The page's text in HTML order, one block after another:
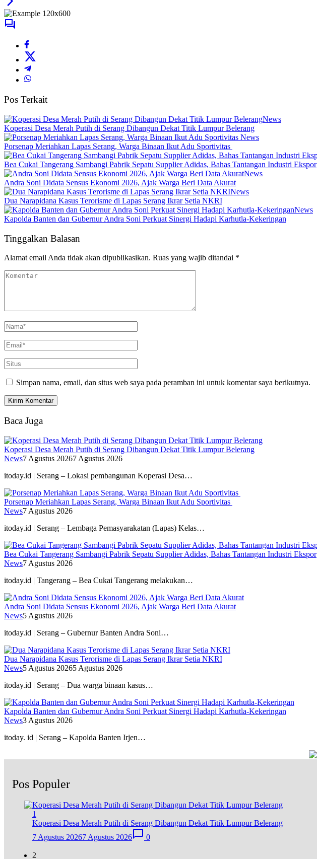
Pos Terkait
News
Koperasi Desa Merah Putih di Serang Dibangun Dekat Titik Lumpur Belerang
News
Porsenap Meriahkan Lapas Serang, Warga Binaan Ikut Adu Sportivitas
Bea Cukai Tangerang Sambangi Pabrik Sepatu Supplier Adidas, Bahas Tantangan Industri Ekspor
News
Andra Soni Didata Sensus Ekonomi 2026, Ajak Warga Beri Data Akurat
News
Dua Narapidana Kasus Terorisme di Lapas Serang Ikrar Setia NKRI
News
Kapolda Banten dan Gubernur Andra Soni Perkuat Sinergi Hadapi Karhutla-Kekeringan
Tinggalkan Balasan
Alamat email Anda tidak akan dipublikasikan. Ruas yang wajib ditandai *
Simpan nama, email, dan situs web saya pada peramban ini untuk komentar saya berikutnya.
Baca Juga
Koperasi Desa Merah Putih di Serang Dibangun Dekat Titik Lumpur Belerang
News7 Agustus 20267 Agustus 2026
itoday.id | Serang – Lokasi pembangunan Koperasi Desa…
Porsenap Meriahkan Lapas Serang, Warga Binaan Ikut Adu Sportivitas
News7 Agustus 2026
itoday.id | Serang – Lembaga Pemasyarakatan (Lapas) Kelas…
Bea Cukai Tangerang Sambangi Pabrik Sepatu Supplier Adidas, Bahas Tantangan Industri Ekspor
News7 Agustus 2026
itoday.id | Tangerang – Bea Cukai Tangerang melakukan…
Andra Soni Didata Sensus Ekonomi 2026, Ajak Warga Beri Data Akurat
News5 Agustus 2026
itoday.id | Serang – Gubernur Banten Andra Soni…
Dua Narapidana Kasus Terorisme di Lapas Serang Ikrar Setia NKRI
News5 Agustus 20265 Agustus 2026
itoday.id | Serang – Dua warga binaan kasus…
Kapolda Banten dan Gubernur Andra Soni Perkuat Sinergi Hadapi Karhutla-Kekeringan
News3 Agustus 2026
itoday. id | Serang – Kapolda Banten Irjen…
Pos Populer
1
Koperasi Desa Merah Putih di Serang Dibangun Dekat Titik Lumpur Belerang
7 Agustus 20267 Agustus 2026 0
2